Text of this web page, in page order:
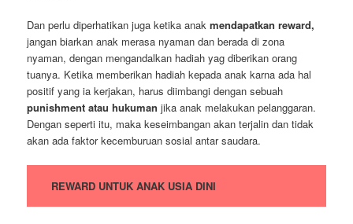
Dan perlu diperhatikan juga ketika anak mendapatkan reward,
jangan biarkan anak merasa nyaman dan berada di zona
nyaman, dengan mengandalkan hadiah yag diberikan orang
tuanya. Ketika memberikan hadiah kepada anak karna ada hal
positif yang ia kerjakan, harus diimbangi dengan sebuah
punishment atau hukuman jika anak melakukan pelanggaran.
Dengan seperti itu, maka keseimbangan akan terjalin dan tidak
akan ada faktor kecemburuan sosial antar saudara.
REWARD UNTUK ANAK USIA DINI